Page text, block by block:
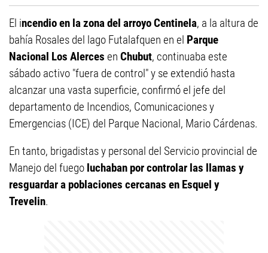
El incendio en la zona del arroyo Centinela, a la altura de
bahía Rosales del lago Futalafquen en el Parque
Nacional Los Alerces en Chubut, continuaba este
sábado activo "fuera de control" y se extendió hasta
alcanzar una vasta superficie, confirmó el jefe del
departamento de Incendios, Comunicaciones y
Emergencias (ICE) del Parque Nacional, Mario Cárdenas.
En tanto, brigadistas y personal del Servicio provincial de
Manejo del fuego luchaban por controlar las llamas y
resguardar a poblaciones cercanas en Esquel y
Trevelin.